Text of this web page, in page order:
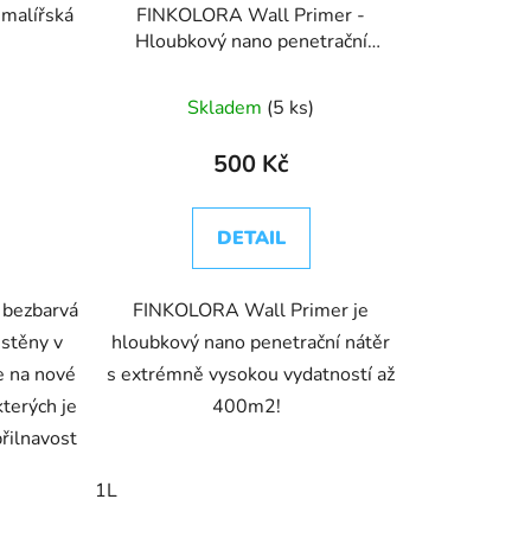
v
na nové
je
FINKOLORA Wall Primer -
Hloubkový nano penetrační
Skladem (5 ks)
500 Kč
DETAIL
FINKOLORA Wall Primer je
hloubkový nano penetrační nátěr
s extrémně vysokou vydatností až
400m2!
1L